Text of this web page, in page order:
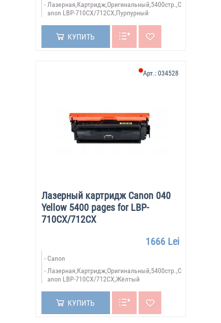
Лазерная,Картридж,Оригинальный,5400стр.,C
anon LBP-710CX/712CX,Пурпурный
КУПИТЬ
Лазерный картридж Canon 040
Yellow 5400 pages for LBP-
710CX/712CX
Арт.:034528
1666 Lei
Canon
Лазерная,Картридж,Оригинальный,5400стр.,C
anon LBP-710CX/712CX,Жёлтый
КУПИТЬ